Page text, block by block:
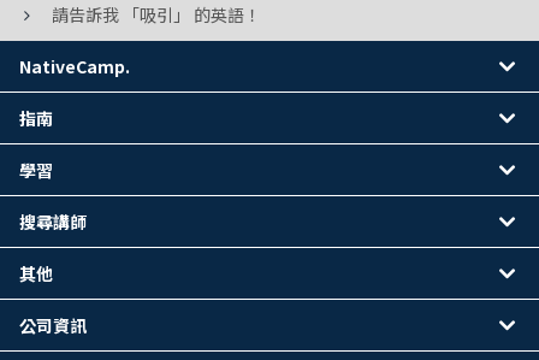
請告訴我 「吸引」 的英語！
NativeCamp.
指南
學習
搜尋講師
其他
公司資訊